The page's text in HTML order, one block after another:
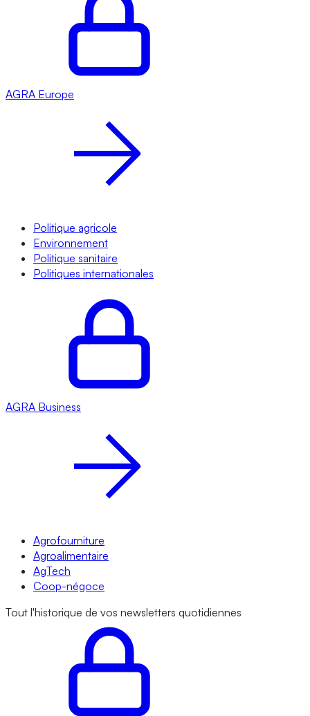
AGRA Europe
Politique agricole
Environnement
Politique sanitaire
Politiques internationales
AGRA Business
Agrofourniture
Agroalimentaire
AgTech
Coop-négoce
Tout l'historique de vos newsletters quotidiennes